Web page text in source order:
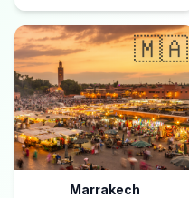
🇲🇦
Marrakech